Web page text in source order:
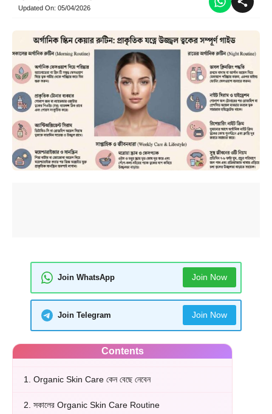
Updated On: 05/04/2026
Join WhatsApp Join Now
Join Telegram Join Now
Contents
1. Organic Skin Care কেন বেছে নেবেন
2. সকালের Organic Skin Care Routine